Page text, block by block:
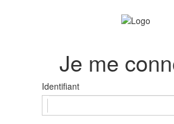
Je me
Identifiant